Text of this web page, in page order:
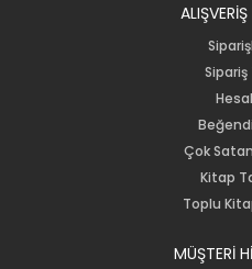
Sipariş
Çok
Kitap
Toplu
MÜŞTERİ